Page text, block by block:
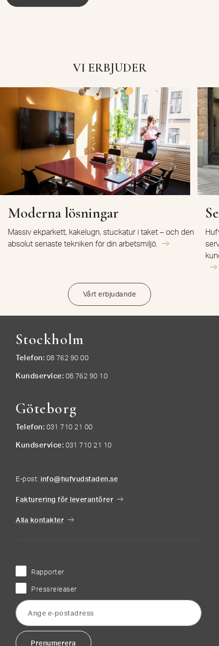
VI ERBJUDER
Moderna lösningar
Massiv ekparkett, kakelugn, stuckatur i taket – och den
absolut senaste tekniken för din arbetsmiljö.
Vårt erbjudande
Stockholm
Telefon 08 762 90 00
Kundservice 08 762 90 10
Göteborg
Telefon 031 710 21 00
Kundservice 031 710 21 10
E-post: info@hufvudstaden.se
Fakturering för leverantörer
Alla kontakter
Rapporter
Pressreleaser